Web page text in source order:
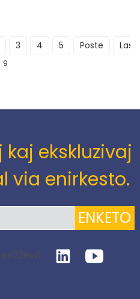
3 4 5 Poste
9
ekskluzivaj
via enirkesto.
ENKETO